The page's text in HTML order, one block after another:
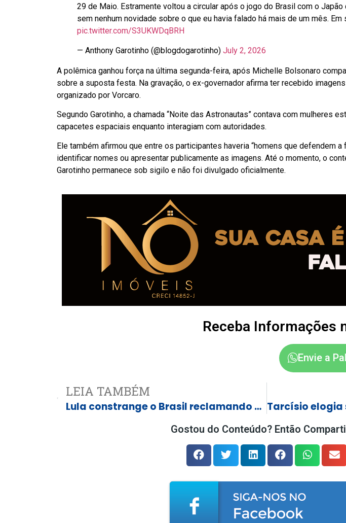
29 de Maio. Estramente voltou a circular após o jogo do Brasil com o
sem nenhum novidade sobre o que eu havia falado há mais de um mês. Em
pic.twitter.com/S3UKWDqBRH
— Anthony Garotinho (@blogdogarotinho) July 2, 2026
A polêmica ganhou força na última segunda-feira, após Michelle Bolsonaro
sobre a suposta festa. Na gravação, o ex-governador afirma ter recebido
organizado por Vorcaro.
Segundo Garotinho, a chamada “Noite das Astronautas” contava com mulheres
capacetes espaciais enquanto interagiam com autoridades.
Ele também afirmou que entre os participantes haveria “homens que defendem a
identificar nomes ou apresentar publicamente as imagens. Até o momento, o
Garotinho permanece sob sigilo e não foi divulgado oficialmente.
Receba Informações
Envie a
LEIA TAMBÉM
Lula constrange o Brasil reclamando de ação dos EUA contra bandidos do PCC
Gostou do Conteúdo? Então